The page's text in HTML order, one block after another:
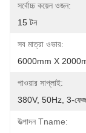
সর্বোচ্চ কয়েল ওজন:
15 টন
সব মাত্রা ওভার:
6000mm X
পাওয়ার সাপ্লাই:
380V, 50Hz, 3-ফেজ
উত্পাদন Tname: